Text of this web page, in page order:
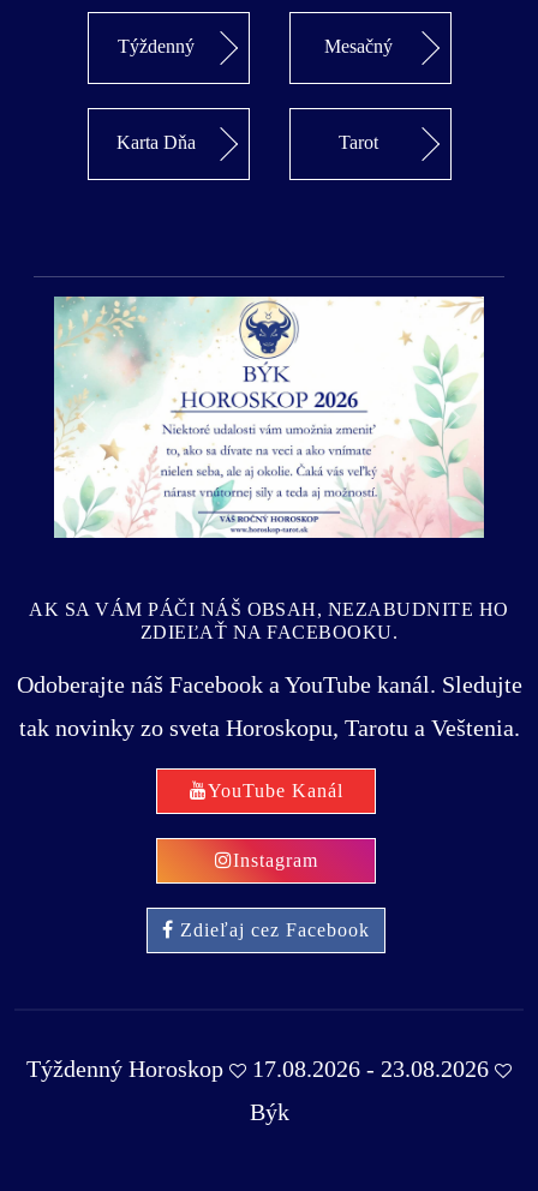
Týždenný Mesačný
Karta Dňa Tarot
Predošlý Ďalší
AK SA VÁM PÁČI NÁŠ OBSAH, NEZABUDNITE HO
ZDIEĽAŤ NA FACEBOOKU.
Odoberajte náš Facebook a YouTube kanál. Sledujte
tak novinky zo sveta Horoskopu, Tarotu a Veštenia.
YouTube Kanál
Instagram
Zdieľaj cez Facebook
Týždenný Horoskop
17.08.2026 - 23.08.2026
Býk